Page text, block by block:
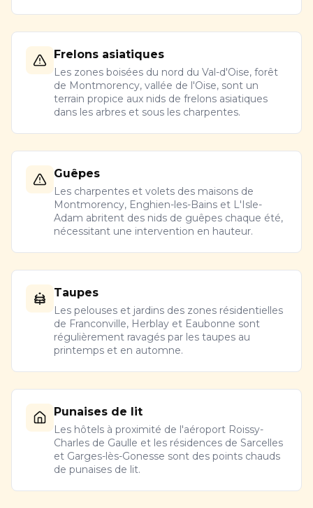
Frelons asiatiques
Les zones boisées du nord du Val-d'Oise, forêt
de Montmorency, vallée de l'Oise, sont un
terrain propice aux nids de frelons asiatiques
dans les arbres et sous les charpentes.
Guêpes
Les charpentes et volets des maisons de
Montmorency, Enghien-les-Bains et L'Isle-
Adam abritent des nids de guêpes chaque été,
nécessitant une intervention en hauteur.
Taupes
Les pelouses et jardins des zones résidentielles
de Franconville, Herblay et Eaubonne sont
régulièrement ravagés par les taupes au
printemps et en automne.
Punaises de lit
Les hôtels à proximité de l'aéroport Roissy-
Charles de Gaulle et les résidences de Sarcelles
et Garges-lès-Gonesse sont des points chauds
de punaises de lit.